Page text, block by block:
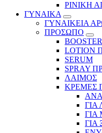
ΡΙΝΙΚΗ
ΓΥΝΑΙΚΑ
ΓΥΝΑΙΚΕΙΑ
ΠΡΟΣΩΠΟ
LOTION
SERUM
SPRAY
ΛΑΙΜΟΣ
ΚΡΕΜΕΣ
ΓΙΑ
ΓΙΑ
ΓΙΑ